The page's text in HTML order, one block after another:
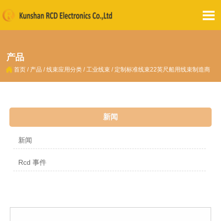

产品
 首页 / 产品 /线束应用分类 / 工业线束 / 定制标准线束22英尺船用线束制造商
新闻
新闻
Rcd 事件